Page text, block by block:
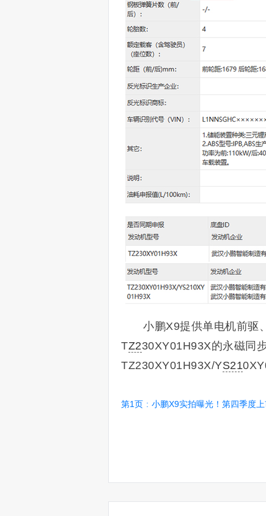
小鹏X9提供单电机前驱
TZ230XY01H93X的永磁同
TZ230XY01H93X/YS21
第1页 : 小鹏X9实拍曝光！第四季度上市